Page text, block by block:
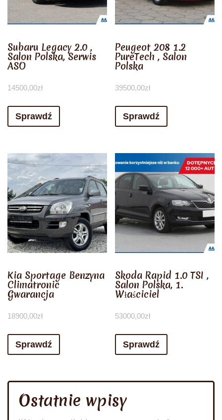
Subaru Legacy 2.0 ,
Salon Polska, Serwis
ASO
14500,00zł
Sprawdź
Peugeot 208 1.2
PureTech , Salon
Polska
39500,00zł
Sprawdź
Kia Sportage Benzyna
Climatronic
Gwarancja
18900,00zł
Sprawdź
Skoda Rapid 1.0 TSI ,
Salon Polska, 1.
Właściciel
53000,00zł
Sprawdź
Ostatnie wpisy